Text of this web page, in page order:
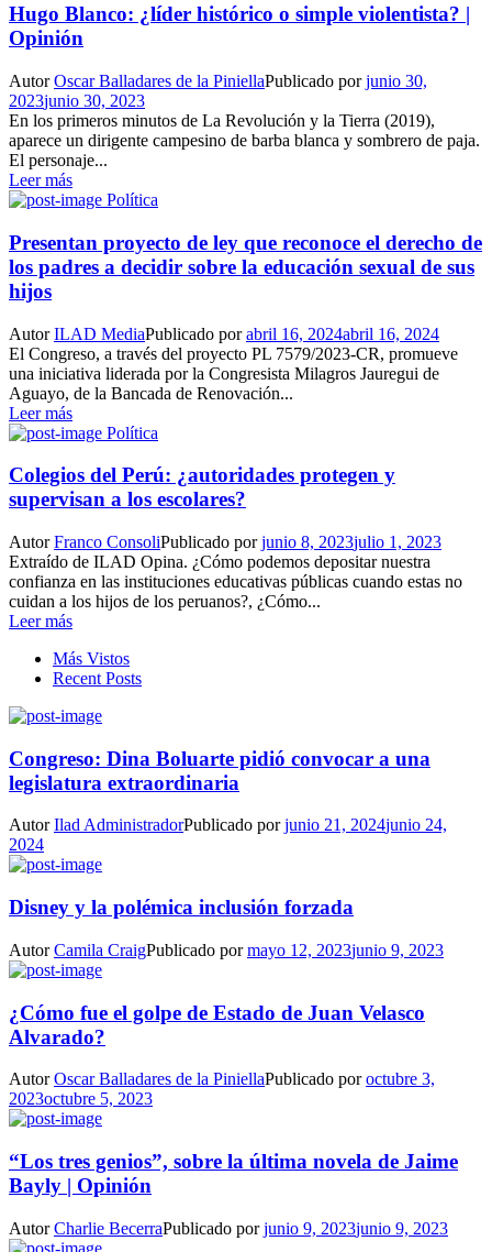
Hugo Blanco: ¿líder histórico o simple violentista? |
Opinión
AutorOscar Balladares de la PiniellaPublicado porjunio 30,
2023junio 30, 2023
En los primeros minutos de La Revolución y la Tierra (2019),
aparece un dirigente campesino de barba blanca y sombrero de paja.
El personaje...
Leer más
Política
Presentan proyecto de ley que reconoce el derecho de
los padres a decidir sobre la educación sexual de sus
hijos
AutorILAD MediaPublicado porabril 16, 2024abril 16, 2024
El Congreso, a través del proyecto PL 7579/2023-CR, promueve
una iniciativa liderada por la Congresista Milagros Jauregui de
Aguayo, de la Bancada de Renovación...
Leer más
Política
Colegios del Perú: ¿autoridades protegen y
supervisan a los escolares?
AutorFranco ConsoliPublicado porjunio 8, 2023julio 1, 2023
Extraído de ILAD Opina. ¿Cómo podemos depositar nuestra
confianza en las instituciones educativas públicas cuando estas no
cuidan a los hijos de los peruanos?, ¿Cómo...
Leer más
Más Vistos
Recent Posts
Congreso: Dina Boluarte pidió convocar a una
legislatura extraordinaria
AutorIlad AdministradorPublicado porjunio 21, 2024junio 24,
2024
Disney y la polémica inclusión forzada
AutorCamila CraigPublicado pormayo 12, 2023junio 9, 2023
¿Cómo fue el golpe de Estado de Juan Velasco
Alvarado?
AutorOscar Balladares de la PiniellaPublicado poroctubre 3,
2023octubre 5, 2023
“Los tres genios”, sobre la última novela de Jaime
Bayly | Opinión
AutorCharlie BecerraPublicado porjunio 9, 2023junio 9, 2023